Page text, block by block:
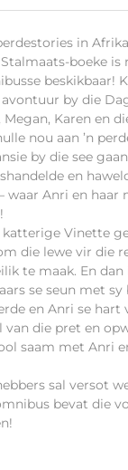
in
boeke is
beskikbaar!
by die
Karen en
nou aan ’n
by die see
en
waar Anri en haar
katterige Vinette
die lewe vir die
te maak. En dan
se seun met
en Anri se hart
van die pret en
saam met Anri
sal versot
bevat die